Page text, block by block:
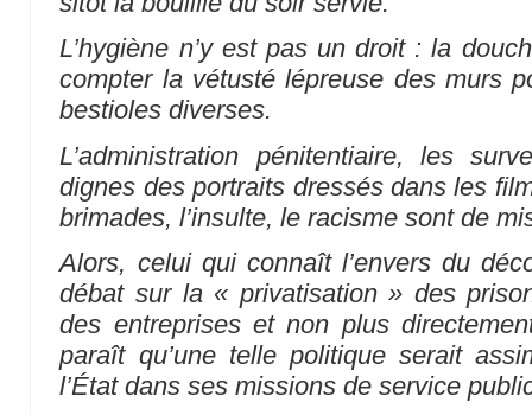
L’hygiène n’y est pas un droit : la
compter la vétusté lépreuse des murs
bestioles diverses.
L’administration pénitentiaire, les
dignes des portraits dressés dans les
brimades, l’insulte, le racisme sont de
Alors, celui qui connaît l’envers du
débat sur la « privatisation » des
des entreprises et non plus
paraît qu’une telle politique serait
l’État dans ses missions de service